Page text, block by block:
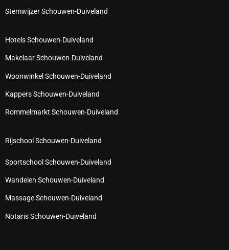
Stemwijzer Schouwen-Duiveland
Hotels Schouwen-Duiveland
Makelaar Schouwen-Duiveland
Woonwinkel Schouwen-Duiveland
Kappers Schouwen-Duiveland
Rommelmarkt Schouwen-Duiveland
Rijschool Schouwen-Duiveland
Sportschool Schouwen-Duiveland
Wandelen Schouwen-Duiveland
Massage Schouwen-Duiveland
Notaris Schouwen-Duiveland